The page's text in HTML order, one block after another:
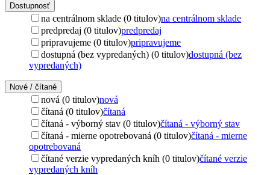
Dostupnosť
na centrálnom sklade (0 titulov)na centrálnom sklade
predpredaj (0 titulov)predpredaj
pripravujeme (0 titulov)pripravujeme
dostupná (bez vypredaných) (0 titulov)dostupná (bez
vypredaných)
Nové / čítané
nová (0 titulov)nová
čítaná (0 titulov)čítaná
čítaná - výborný stav (0 titulov)čítaná - výborný stav
čítaná - mierne opotrebovaná (0 titulov)čítaná - mierne
opotrebovaná
čítané verzie vypredaných kníh (0 titulov)čítané verzie
vypredaných kníh